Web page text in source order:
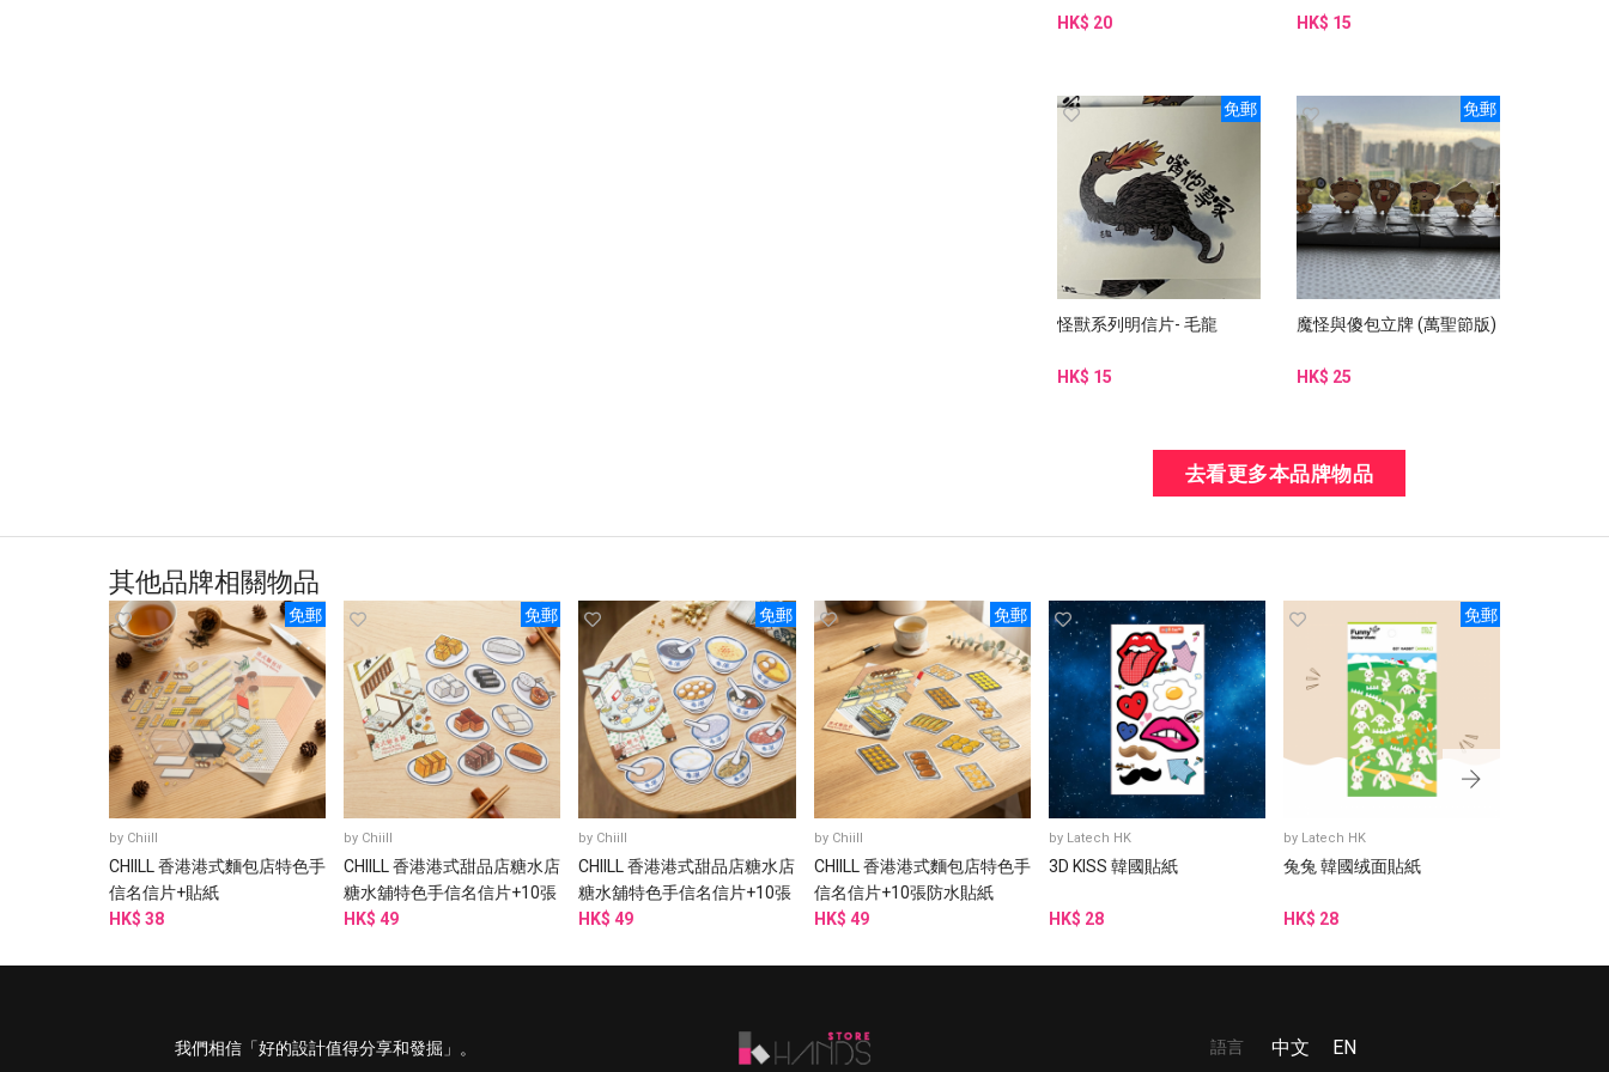
HK$ 20 HK$ 15
免郵
怪獸系列明信片- 毛龍
HK$ 15
免郵
魔怪與傻包立牌 (萬聖節版)
HK$ 25
去看更多本品牌物品
其他品牌相關物品
免郵
by Chiill
CHIILL 香港港式麵包店特色手
信名信片+貼紙
HK$ 38
免郵
by Chiill
CHIILL 香港港式甜品店糖水店
糖水舖特色手信名信片+10張
防水貼紙
HK$ 49
免郵
by Chiill
CHIILL 香港港式甜品店糖水店
糖水舖特色手信名信片+10張
防水貼紙
HK$ 49
免郵
by Chiill
CHIILL 香港港式麵包店特色手
信名信片+10張防水貼紙
HK$ 49
by Latech HK
3D KISS 韓國貼紙
HK$ 28
免郵
by Latech HK
兔兔 韓國绒面貼紙
HK$ 28
我們相信「好的設計值得分享和發掘」。 語言 中文 EN